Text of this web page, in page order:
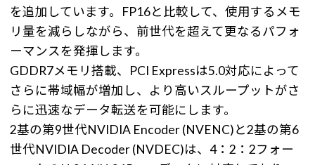
を追加しています。FP16と比較して、使用するメモ
リ量を減らしながら、前世代を超えて更なるパフォ
ーマンスを発揮します。
GDDR7メモリ搭載、PCI Expressは5.0対応によって
さらに帯域幅が増加し、より高いスループットがさ
らに迅速なデータ転送を可能にします。
2基の第9世代NVIDIA Encoder (NVENC)と2基の第6
世代NVIDIA Decoder (NVDEC)は、4：2：2フォー